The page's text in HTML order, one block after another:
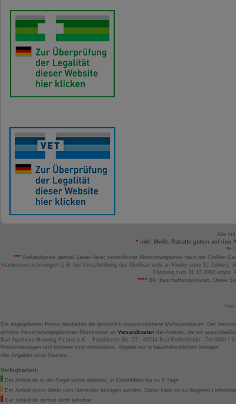
Alle mit
* inkl. MwSt. Rabatte gelten auf den
**
*** Verkaufspreis gemäß Lauer-Taxe; verbindlicher Abrechnungspreis nach der Großen
Krankenversicherungen (z.B. bei Verschreibung des Medikaments an Kinder unter 12
Fassung zum 31.12.2003 ergibt.
**** BK: Beschaffungskosten. Diese
Die angegebenen Preise beinhalten die gesetzlich vorgeschriebene Mehrwertsteuer. Der
erhöhte Versicherungsgebühren Mehrkosten an Versandkosten Bei Artikeln, die wir
Bad Apotheke Henning Fichter e.K. - Frankfurter Str. 27 - 49214 Bad Rothenfelde - Tel 0800 /
Preisänderungen und Irrtümer sind vorbehalten. Abgabe nur in haushaltsüblichen Mengen.
Alle Angaben ohne Gewähr.
Verfügbarkeit:
Der Artikel ist in der Regel sofort lieferbar, in Einzelfällen bis zu 6 Tage.
Der Artikel muss direkt vom Hersteller bezogen werden. Daher kann es zu längeren
Der Artikel ist derzeit nicht lieferbar.